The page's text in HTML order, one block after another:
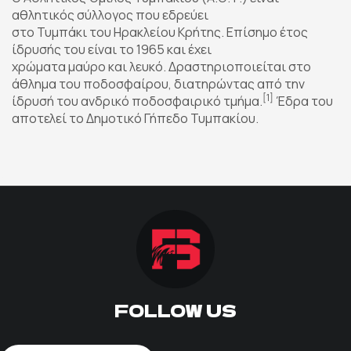
ΠΟΔΟΣΦΑΙΡΟ
ΑΛΛΑ ΣΠΟΡ
PRIME ZONE
ΠΡΟΓΡΑΜΜΑ
αθλητικός σύλλογος που εδρεύει
στο Τυμπάκι του Ηρακλείου Κρήτης. Επίσημο έτος
ίδρυσής του είναι το 1965 και έχει
χρώματα μαύρο και λευκό. Δραστηριοποιείται στο
άθλημα του ποδοσφαίρου, διατηρώντας από την
ίδρυσή του ανδρικό ποδοσφαιρικό τμήμα.[1] Έδρα του
αποτελεί το Δημοτικό Γήπεδο Τυμπακίου.
FOLLOW US